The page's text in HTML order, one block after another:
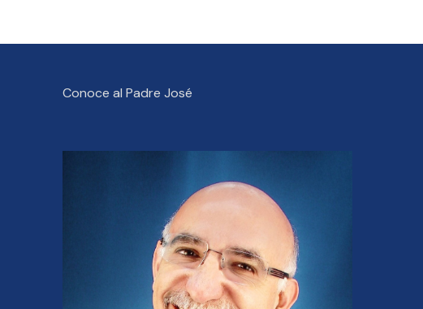
Conoce al Padre José